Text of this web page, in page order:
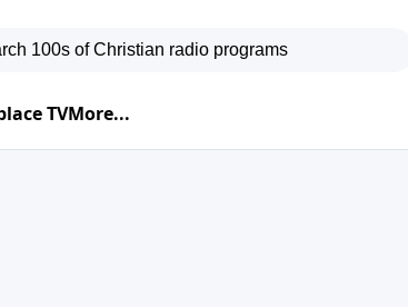
TVMore...